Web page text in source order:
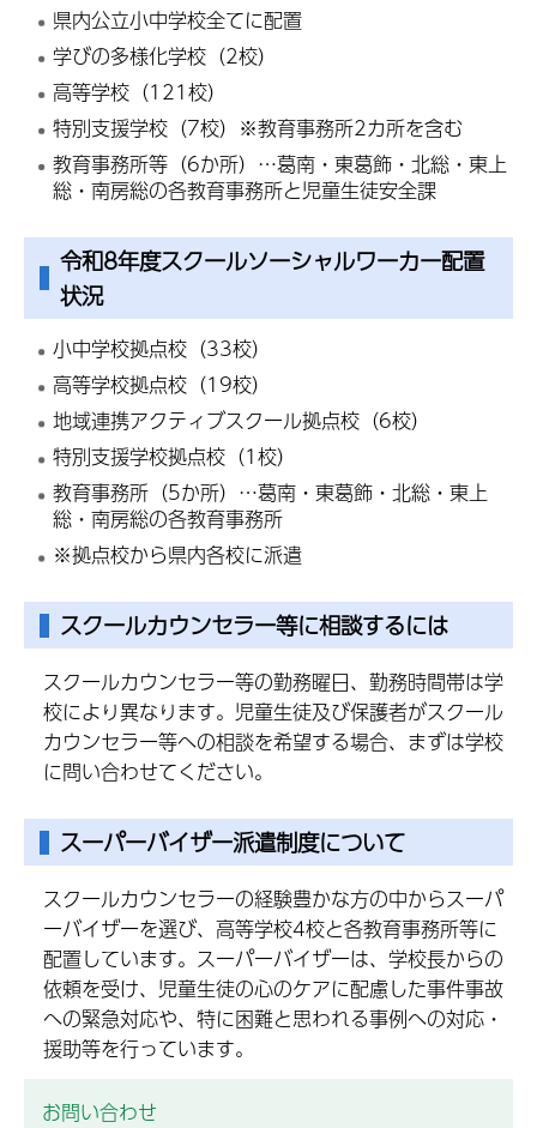
県内公立小中学校全てに配置
学びの多様化学校（2校）
高等学校（121校）
特別支援学校（7校）※教育事務所2カ所を含む
教育事務所等（6か所）…葛南・東葛飾・北総・東上
総・南房総の各教育事務所と児童生徒安全課
令和8年度スクールソーシャルワーカー配置
状況
小中学校拠点校（33校）
高等学校拠点校（19校）
地域連携アクティブスクール拠点校（6校）
特別支援学校拠点校（1校）
教育事務所（5か所）…葛南・東葛飾・北総・東上
総・南房総の各教育事務所
※拠点校から県内各校に派遣
スクールカウンセラー等に相談するには
スクールカウンセラー等の勤務曜日、勤務時間帯は学
校により異なります。児童生徒及び保護者がスクール
カウンセラー等への相談を希望する場合、まずは学校
に問い合わせてください。
スーパーバイザー派遣制度について
スクールカウンセラーの経験豊かな方の中からスーパ
ーバイザーを選び、高等学校4校と各教育事務所等に
配置しています。スーパーバイザーは、学校長からの
依頼を受け、児童生徒の心のケアに配慮した事件事故
への緊急対応や、特に困難と思われる事例への対応・
援助等を行っています。
お問い合わせ